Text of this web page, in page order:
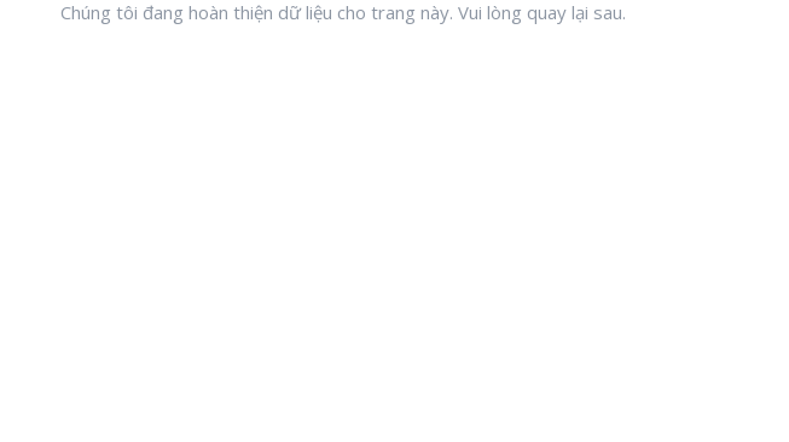
Chúng tôi đang hoàn thiện dữ liệu cho trang này. Vui lòng quay lại sau.